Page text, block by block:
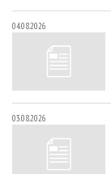
04.08.2026
03.08.2026